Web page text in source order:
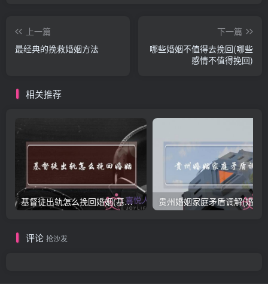
上一篇
最经典的挽救婚姻方法
下一篇
哪些婚姻不值得去挽回(哪些
感情不值得挽回)
相关推荐
基督徒出轨怎么挽回婚姻(基督徒面对出轨婚姻)
评论 抢沙发